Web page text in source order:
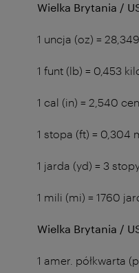
Wielka Brytania /
1 uncja (oz) =
1 funt (lb) = 0,453
1 cal (in) = 2,540
1 stopa (ft) = 0,304
1 jarda (yd) = 3
1 mili (mi) = 1760
Wielka Brytania /
1 amer. półkwarta